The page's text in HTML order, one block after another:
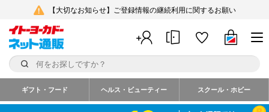
【大切なお知らせ】ご登録情報の継続利用に関するお願い
ギフト・フード ヘルス・ビューティー スクール・ホビー